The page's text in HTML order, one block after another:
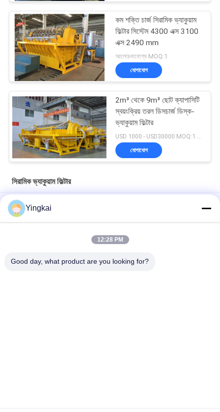
কম শক্তি চার্জ সিরামিক ভ্যাকুয়াম
ফিল্টার সিস্টেম 4300 এক্স 3100
এক্স 2490 mm
আলোচনাযোগ্য MOQ:1
যোগাযোগ
2m³ থেকে 9m³ ছোট ক্যাপাসিটি
স্বয়ংক্রিয় তরল ডিসচার্জ ডিস্ক-
ভ্যাকুয়াম ফিল্টার
যোগাযোগ
সিরামিক ভ্যাকুয়াম ফিল্টার
খনিজ শিল্প এবং শিল্প পরিবেশগত সুরক্ষা ভ্যাকুয়াম সিরামিক ফিল্টার
টিটি সিরিজ সলিড যন্ত্রপাতি থেকে পৃথক তরল খনির ফ্লোটেশন উদ্ভিদ ডিস্ক ভ্যাকুয়াম
Yingkai
12:28 PM
Good day, what product are you looking for?